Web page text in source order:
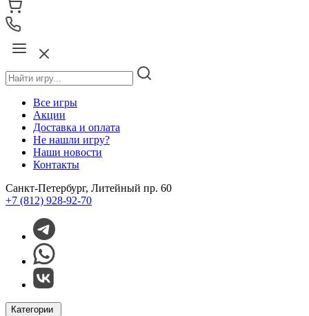
Все игры
Акции
Доставка и оплата
Не нашли игру?
Наши новости
Контакты
Санкт-Петербург, Литейный пр. 60
+7 (812) 928-92-70
Категории